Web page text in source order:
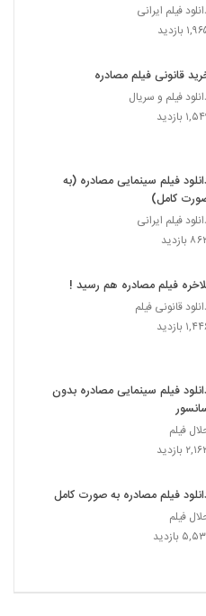
فیلم ایرانی
بازدید
قانونی فیلم مصادره
فیلم و سریال
بازدید
فیلم سینمایی مصادره (به
کامل)
فیلم ایرانی
بازدید
فیلم مصادره هم رسید !
قانونی فیلم
بازدید
فیلم سینمایی مصادره بدون
فیلم
بازدید
فیلم مصادره به صورت کامل
فیلم
بازدید